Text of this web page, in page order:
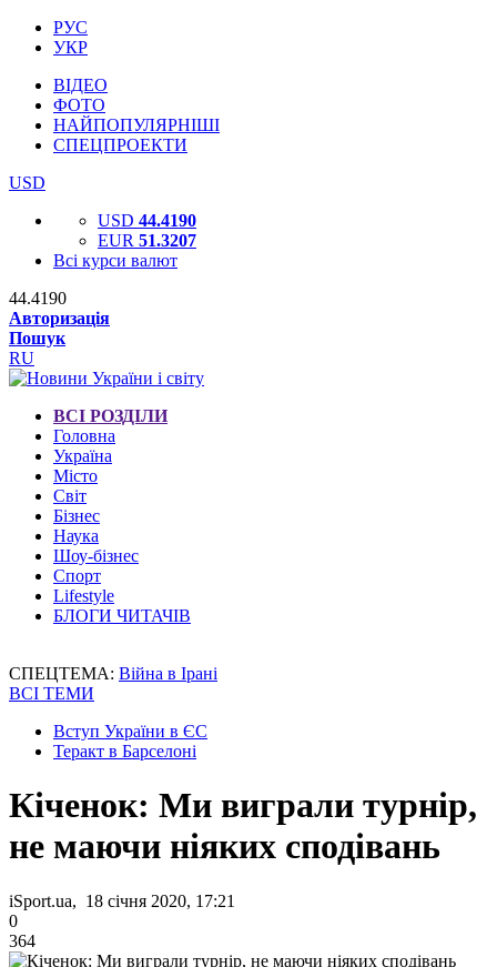
РУС
УКР
ВІДЕО
ФОТО
НАЙПОПУЛЯРНІШІ
СПЕЦПРОЕКТИ
USD
USD 44.4190
EUR 51.3207
Всі курси валют
44.4190
Авторизація
Пошук
RU
ВСІ РОЗДІЛИ
Головна
Україна
Місто
Світ
Бізнес
Наука
Шоу-бізнес
Спорт
Lifestyle
БЛОГИ ЧИТАЧІВ
СПЕЦТЕМА: Війна в Ірані
ВСІ ТЕМИ
Вступ України в ЄС
Теракт в Барселоні
Кіченок: Ми виграли турнір,
не маючи ніяких сподівань
iSport.ua, 18 січня 2020, 17:21
0
364